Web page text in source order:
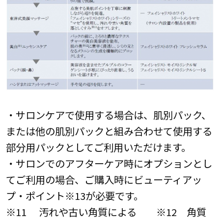
・サロンケアで使用する場合は、肌別パック、
または他の肌別パックと組み合わせて使用する
部分用パックとしてご利用いただけます。
・サロンでのアフターケア時にオプションとし
てご利用の場合、ご購入時にビューティアッ
プ・ポイント※13が必要です。
※11 汚れや古い角質による ※12 角質